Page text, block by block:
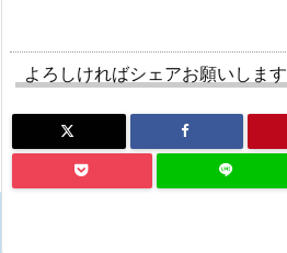
よろしければシェアお願いします